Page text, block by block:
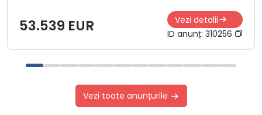
53.539 EUR
Vezi detalii
ID anunț: 310256
Vezi toate anunțurile